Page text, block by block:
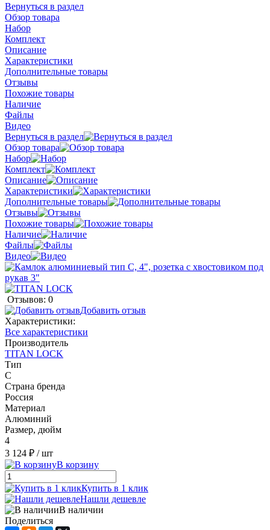
Вернуться в раздел
Обзор товара
Набор
Комплект
Описание
Характеристики
Дополнительные товары
Отзывы
Похожие товары
Наличие
Файлы
Видео
Вернуться в раздел
Обзор товара
Набор
Комплект
Описание
Характеристики
Дополнительные товары
Отзывы
Похожие товары
Наличие
Файлы
Видео
Отзывов: 0
Добавить отзыв
Характеристики:
Все характеристики
Производитель
TITAN LOCK
Тип
C
Страна бренда
Россия
Материал
Алюминий
Размер, дюйм
4
3 124 ₽ / шт
В корзину
Купить в 1 клик
Нашли дешевле
В наличии
Поделиться